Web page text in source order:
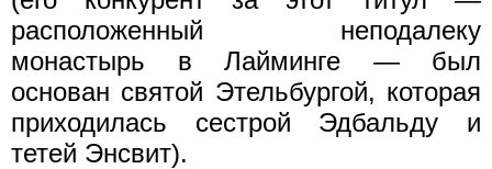
расположенный неподалеку
монастырь в Лайминге — был
основан святой Этельбургой, которая
приходилась сестрой Эдбальду и
тетей Энсвит).